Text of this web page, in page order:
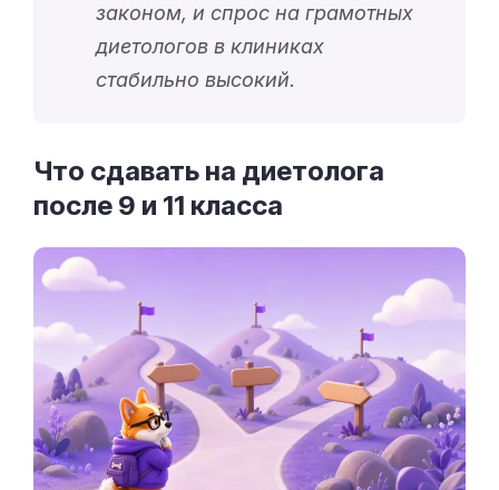
законом, и спрос на грамотных
диетологов в клиниках
стабильно высокий.
Что сдавать на диетолога
после 9 и 11 класса